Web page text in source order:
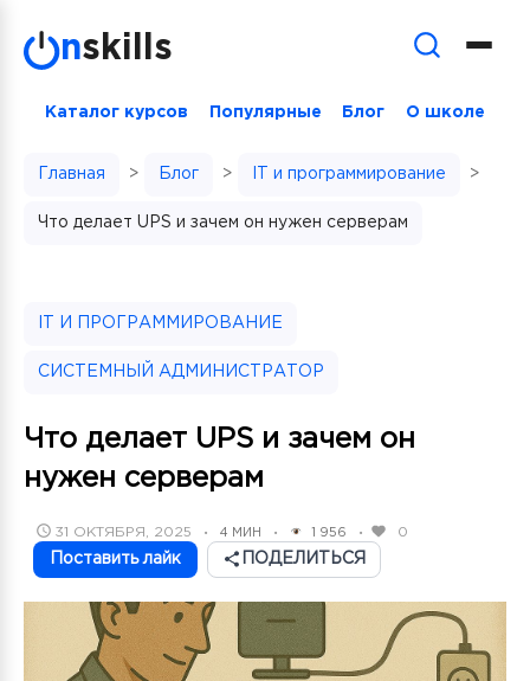
nskills
Каталог курсов Популярные Блог О школе
Главная > Блог > IT и программирование >
Что делает UPS и зачем он нужен серверам
IT И ПРОГРАММИРОВАНИЕ
СИСТЕМНЫЙ АДМИНИСТРАТОР
Что делает UPS и зачем он
нужен серверам
POSTED
ON
31 ОКТЯБРЯ, 2025 • 4 МИН • 1 956 • 0
Поставить лайк ПОДЕЛИТЬСЯ